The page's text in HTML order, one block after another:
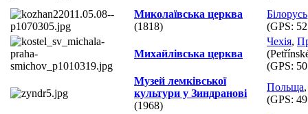
Миколаївська церква
(1818)
Білорусь
(GPS:
Михайлівська церква
Чехія,
(GPS:
Музей лемківської
культури у Зиндранові
(1968)
Польща
(GPS: